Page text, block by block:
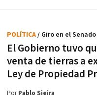
El Gobierno tuvo
venta de tierras a
Ley de Propiedad
POLÍTICA/ Giro en el Senado
PorPablo Sieira